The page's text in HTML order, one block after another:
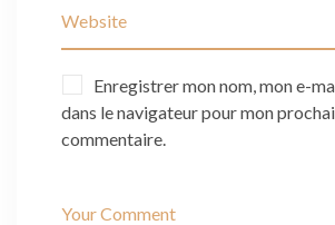
Enregistrer mon nom, mon e-
dans le navigateur pour mon
commentaire.